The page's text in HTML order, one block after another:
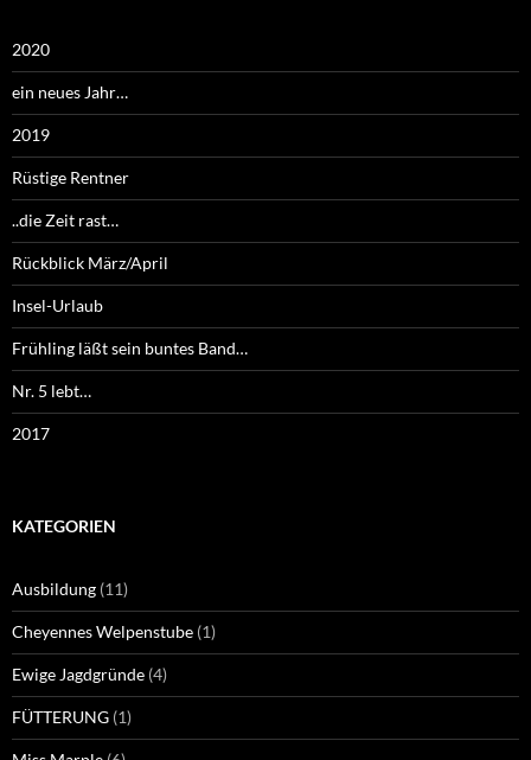
2020
ein neues Jahr…
2019
Rüstige Rentner
..die Zeit rast…
Rückblick März/April
Insel-Urlaub
Frühling läßt sein buntes Band…
Nr. 5 lebt…
2017
KATEGORIEN
Ausbildung (11)
Cheyennes Welpenstube (1)
Ewige Jagdgründe (4)
FÜTTERUNG (1)